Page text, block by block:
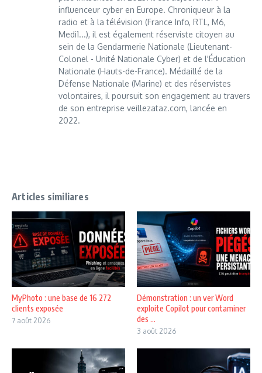
influenceur cyber en Europe. Chroniqueur à la
radio et à la télévision (France Info, RTL, M6,
Medi1...), il est également réserviste citoyen au
sein de la Gendarmerie Nationale (Lieutenant-
Colonel - Unité Nationale Cyber) et de l'Éducation
Nationale (Hauts-de-France). Médaillé de la
Défense Nationale (Marine) et des réservistes
volontaires, il poursuit son engagement au travers
de son entreprise veillezataz.com, lancée en
2022.
Articles similiares
MyPhoto : une base de 16 272
clients exposée
7 août 2026
Démonstration : un ver Word
exploite Copilot pour contaminer
des ...
3 août 2026